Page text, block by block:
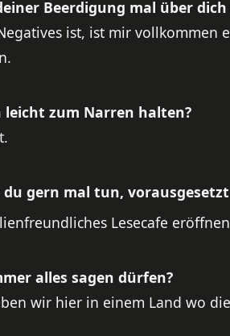
Beerdigung mal über
ist, ist mir
leicht zum Narren halten?
du gern mal tun,
Lesecafe
alles sagen dürfen?
wir hier in einem Land wo